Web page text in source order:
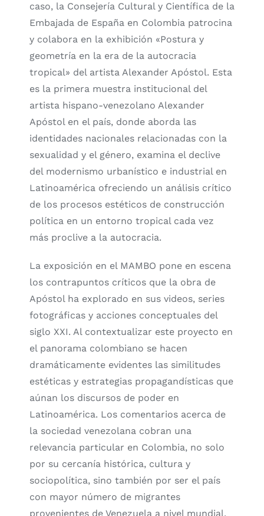
caso, la Consejería Cultural y Científica de la
Embajada de España en Colombia patrocina
y colabora en la exhibición «Postura y
geometría en la era de la autocracia
tropical» del artista Alexander Apóstol. Esta
es la primera muestra institucional del
artista hispano-venezolano Alexander
Apóstol en el país, donde aborda las
identidades nacionales relacionadas con la
sexualidad y el género, examina el declive
del modernismo urbanístico e industrial en
Latinoamérica ofreciendo un análisis crítico
de los procesos estéticos de construcción
política en un entorno tropical cada vez
más proclive a la autocracia.
La exposición en el MAMBO pone en escena
los contrapuntos críticos que la obra de
Apóstol ha explorado en sus videos, series
fotográficas y acciones conceptuales del
siglo XXI. Al contextualizar este proyecto en
el panorama colombiano se hacen
dramáticamente evidentes las similitudes
estéticas y estrategias propagandísticas que
aúnan los discursos de poder en
Latinoamérica. Los comentarios acerca de
la sociedad venezolana cobran una
relevancia particular en Colombia, no solo
por su cercanía histórica, cultura y
sociopolítica, sino también por ser el país
con mayor número de migrantes
provenientes de Venezuela a nivel mundial.